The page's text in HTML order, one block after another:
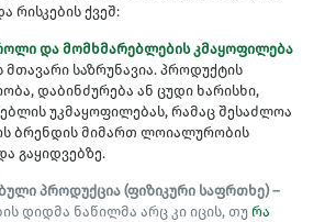
რისკების ქვეშ:
და მომხმარებლების კმაყოფილება
მთავარი საზრუნავია. პროდუქტის
დაბინძურება ან ცუდი ხარისხი,
უკმაყოფილებას, რამაც შესაძლოა
ბრენდის მიმართ ლოიალურობის
გაყიდვებზე.
პროდუქცია (ფიზიკური საფრთხე) –
დიდმა ნაწილმა არც კი იცის, თუ რა